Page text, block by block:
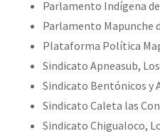
Parlamento Indígena
Parlamento Mapunche
Plataforma Política
Sindicato Apneasub,
Sindicato Bentónicos y
Sindicato Caleta las
Sindicato Chigualoco,